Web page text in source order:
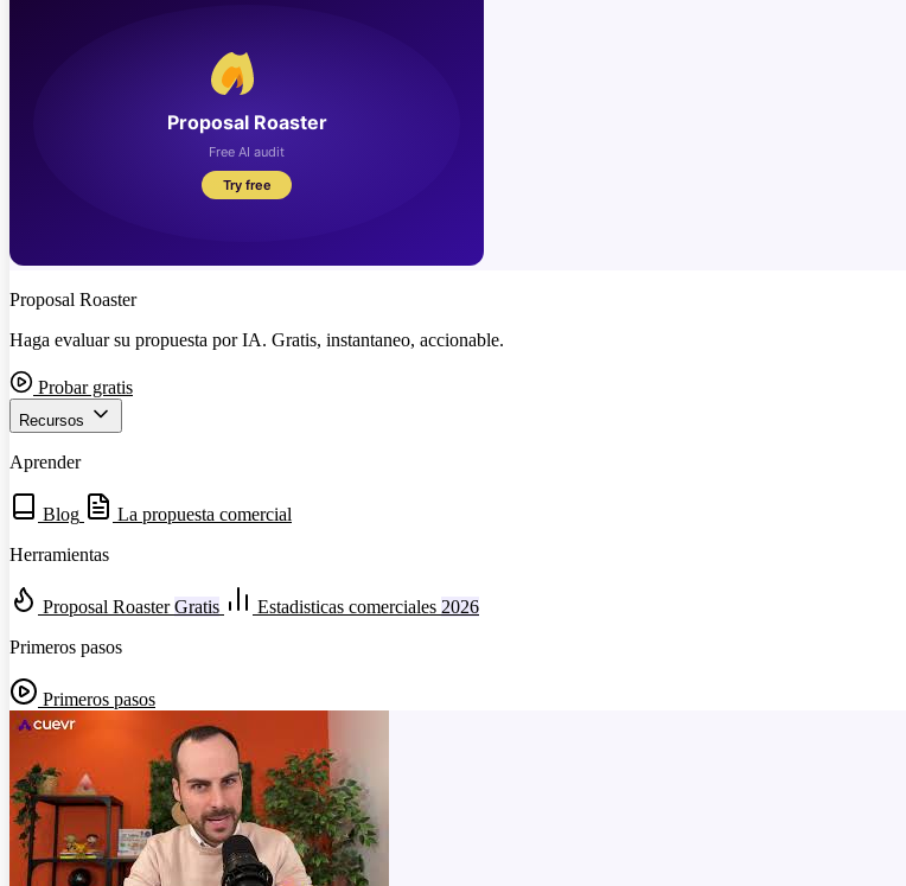
Proposal Roaster
Haga evaluar su propuesta por IA. Gratis, instantaneo, accionable.
Probar gratis
Recursos
Aprender
Blog
La propuesta comercial
Herramientas
Proposal Roaster Gratis Estadisticas comerciales 2026
Primeros pasos
Primeros pasos